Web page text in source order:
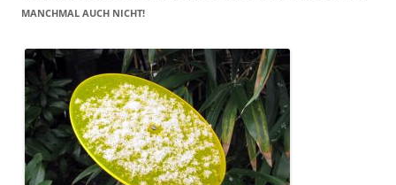
MANCHMAL AUCH NICHT!